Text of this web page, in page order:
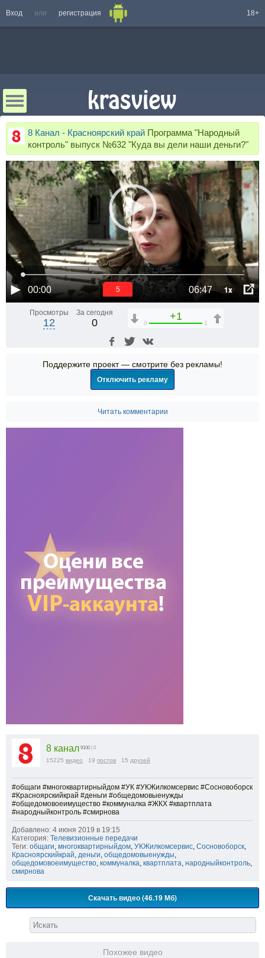
Вход или регистрация 18+
8 Канал - Красноярский край Программа "Народный
контроль" выпуск №632 "Куда вы дели наши деньги?"
00:00 06:47 1x
4
Просмотры
12
За сегодня
0
+1
0 1
Поддержите проект — смотрите без рекламы!
Отключить рекламу
Читать комментарии
8 канал 9100 | 0
15225 видео 19 постов 15 друзей
#общаги #многоквартирныйдом #УК #УКЖилкомсервис #Сосновоборск
#Красноярскийкрай #деньги #общедомовыенужды
#общедомовоеимущество #коммуналка #ЖКХ #квартплата
#народныйконтроль #смирнова
Добавлено: 4 июня 2019 в 19:15
Категория: Телевизионные передачи
Теги: общаги, многоквартирныйдом, УКЖилкомсервис, Сосновоборск,
Красноярскийкрай, деньги, общедомовыенужды,
общедомовоеимущество, коммуналка, квартплата, народныйконтроль,
смирнова
Скачать видео (46.19 Мб)
Похожее видео